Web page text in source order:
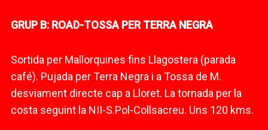
GRUP B: ROAD-TOSSA PER TERRA NEGRA
Sortida per Mallorquines fins Llagostera (parada
café). Pujada per Terra Negra i a Tossa de M.
desviament directe cap a Lloret. La tornada per la
costa seguint la NII-S.Pol-Collsacreu. Uns 120 kms.